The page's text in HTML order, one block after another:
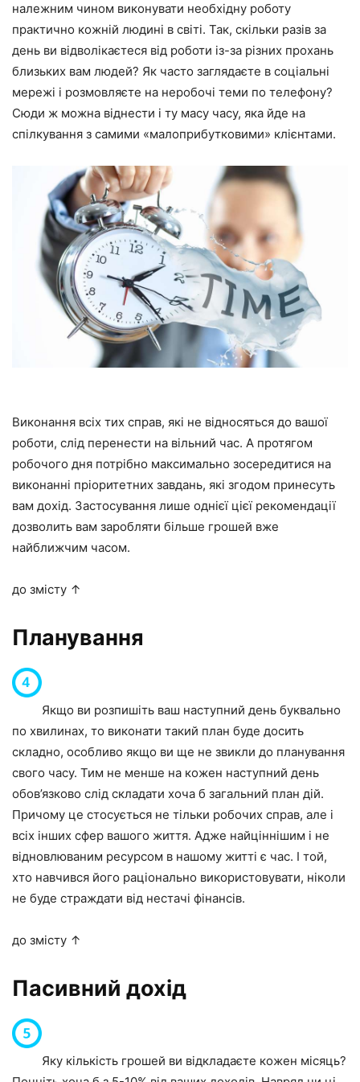
належним чином виконувати необхідну роботу
практично кожній людині в світі. Так, скільки разів за
день ви відволікаєтеся від роботи із-за різних прохань
близьких вам людей? Як часто заглядаєте в соціальні
мережі і розмовляєте на неробочі теми по телефону?
Сюди ж можна віднести і ту масу часу, яка йде на
спілкування з самими «малоприбутковими» клієнтами.
Виконання всіх тих справ, які не відносяться до вашої
роботи, слід перенести на вільний час. А протягом
робочого дня потрібно максимально зосередитися на
виконанні пріоритетних завдань, які згодом принесуть
вам дохід. Застосування лише однієї цієї рекомендації
дозволить вам заробляти більше грошей вже
найближчим часом.
до змісту ↑
Планування
Якщо ви розпишіть ваш наступний день буквально
по хвилинах, то виконати такий план буде досить
складно, особливо якщо ви ще не звикли до планування
свого часу. Тим не менше на кожен наступний день
обов’язково слід складати хоча б загальний план дій.
Причому це стосується не тільки робочих справ, але і
всіх інших сфер вашого життя. Адже найціннішим і не
відновлюваним ресурсом в нашому житті є час. І той,
хто навчився його раціонально використовувати, ніколи
не буде страждати від нестачі фінансів.
до змісту ↑
Пасивний дохід
Яку кількість грошей ви відкладаєте кожен місяць?